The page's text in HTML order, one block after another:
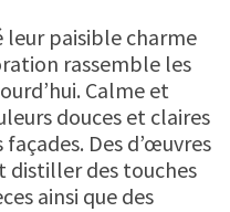
leur paisible charme
rassemble les
Calme et
douces et claires
Des d’œuvres
distiller des touches
ainsi que des